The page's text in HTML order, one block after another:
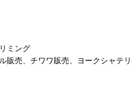
ミング
販売、チワワ販売、ヨークシャテリ